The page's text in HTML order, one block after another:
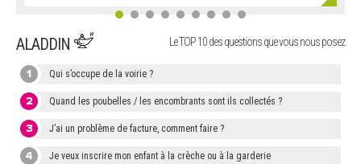
ALADDIN Le TOP 10 des questions que vous nous posez
1 Qui s’occupe de la voirie ?
2 Quand les poubelles / les encombrants sont ils collectés ?
3 J’ai un problème de facture, comment faire ?
4 Je veux inscrire mon enfant à la crèche ou à la garderie